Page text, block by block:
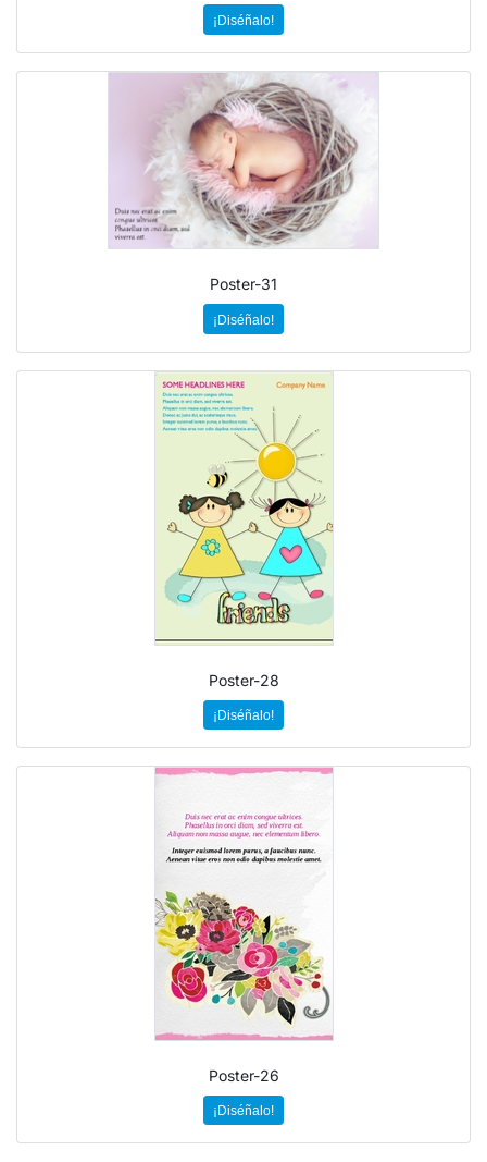
¡Diséñalo!
Poster-31
¡Diséñalo!
Poster-28
¡Diséñalo!
Poster-26
¡Diséñalo!